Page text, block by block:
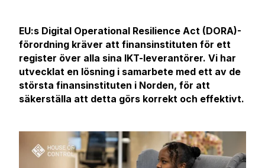
EU:s Digital Operational Resilience Act (DORA)-
förordning kräver att finansinstituten för ett
register över alla sina IKT-leverantörer. Vi har
utvecklat en lösning i samarbete med ett av de
största finansinstituten i Norden, för att
säkerställa att detta görs korrekt och effektivt.